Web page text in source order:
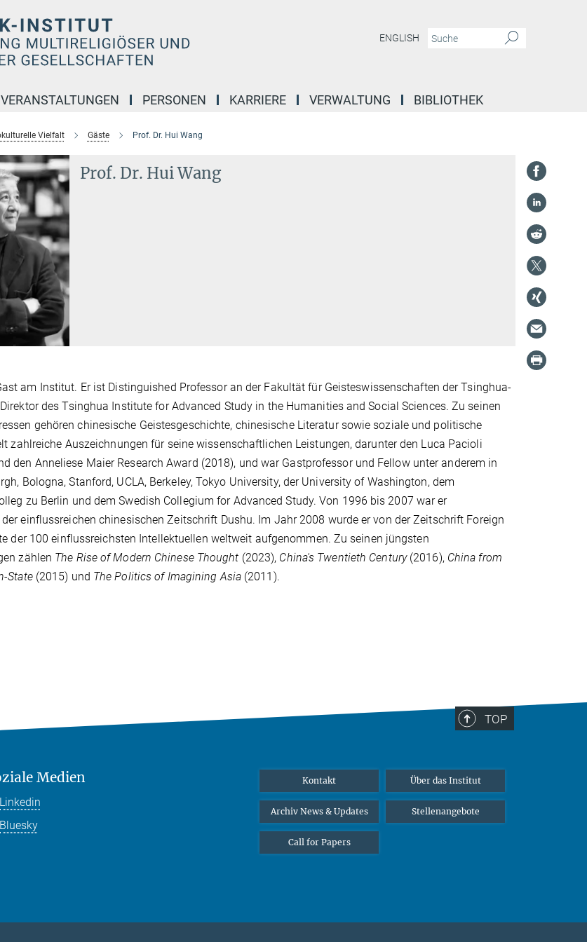
ENGLISH
VERANSTALTUNGEN PERSONEN KARRIERE VERWALTUNG BIBLIOTHEK
Vielfalt Gäste Prof. Dr. Hui Wang
Prof. Dr. Hui Wang
am Institut. Er ist Distinguished Professor an der Fakultät für Geisteswissenschaften der Tsinghua-
des Tsinghua Institute for Advanced Study in the Humanities and Social Sciences. Zu seinen
gehören chinesische Geistesgeschichte, chine­sische Literatur sowie soziale und politische
zahlreiche Auszeichnungen für seine wissenschaftlichen Leistungen, darunter den Luca Pacioli
den Anneliese Maier Research Award (2018), und war Gastprofessor und Fellow unter anderem in
Bologna, Stanford, UCLA, Berkeley, Tokyo University, der University of Washington, dem
zu Berlin und dem Swedish Collegium for Advanced Study. Von 1996 bis 2007 war er
einfluss­reichen chinesischen Zeitschrift Dushu. Im Jahr 2008 wurde er von der Zeitschrift Foreign
der 100 einflussreichsten Intellektuellen weltweit aufgenommen. Zu seinen jüngsten
zählen The Rise of Modern Chinese Thought (2023), China's Twentieth Century(2016), China from
State(2015) und The Politics of Imagining Asia(2011).
TOP
Medien
Linkedin
Bluesky
Kontakt Über das Institut
Archiv News & Updates Stellenangebote
Call for Papers